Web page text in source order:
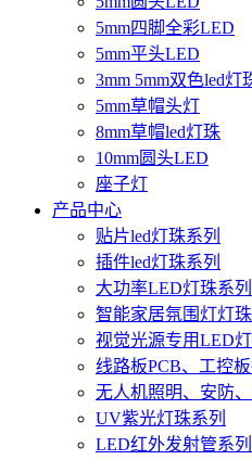
5mm四脚全彩LED
5mm平头LED
3mm 5mm双色led灯
5mm草帽头灯
8mm草帽led灯珠
10mm圆头LED
座子灯
产品中心
贴片led灯珠系列
插件led灯珠系列
大功率LED灯珠系列
智能家居氛围灯灯
视觉光源专用LED
线路板PCB、工控
无人机照明、安防
UV紫光灯珠系列
LED红外发射管系列